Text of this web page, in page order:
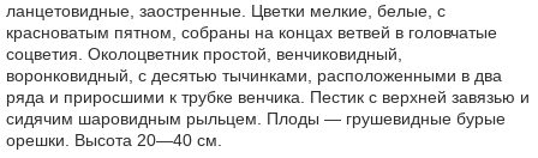
ланцетовидные, заостренные. Цветки мелкие, белые, с
красноватым пятном, собраны на концах ветвей в головчатые
соцветия. Околоцветник простой, венчиковидный,
воронковидный, с десятью тычинками, расположенными в два
ряда и приросшими к трубке венчика. Пестик с верхней завязью и
сидячим шаровидным рыльцем. Плоды — грушевидные бурые
орешки. Высота 20—40 см.